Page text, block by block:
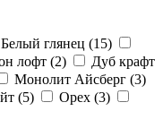
Белый глянец (15)
лофт (2)
Дуб крафт
Монолит Айсберг (3)
(5) Орех (3)